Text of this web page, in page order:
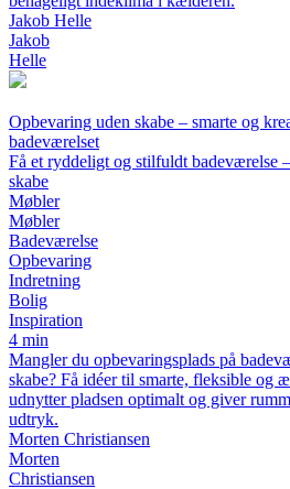
Jakob Helle
Jakob
Helle
Opbevaring uden skabe – smarte og
badeværelset
Få et ryddeligt og stilfuldt badeværelse
skabe
Møbler
Møbler
Badeværelse
Opbevaring
Indretning
Bolig
Inspiration
4 min
Mangler du opbevaringsplads på
skabe? Få idéer til smarte, fleksible og
udnytter pladsen optimalt og giver
udtryk.
Morten Christiansen
Morten
Christiansen